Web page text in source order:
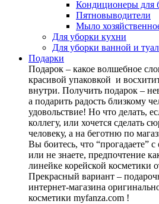
Кондиционеры для
Пятновыводители
Мыло
Для уборки кухни
Для уборки ванной и
Подарки
Подарок – какое волшебное
красивой упаковкой и
внутри. Получить подарок –
а подарить радость близкому
удовольствие! Но что делать,
коллегу, или хочется сделать
человеку, а на беготню по
Вы боитесь, что “прогадаете”
или не знаете, предпочтение
линейке корейской косметики
Прекрасный вариант –
интернет-магазина
косметики myfanza.com !